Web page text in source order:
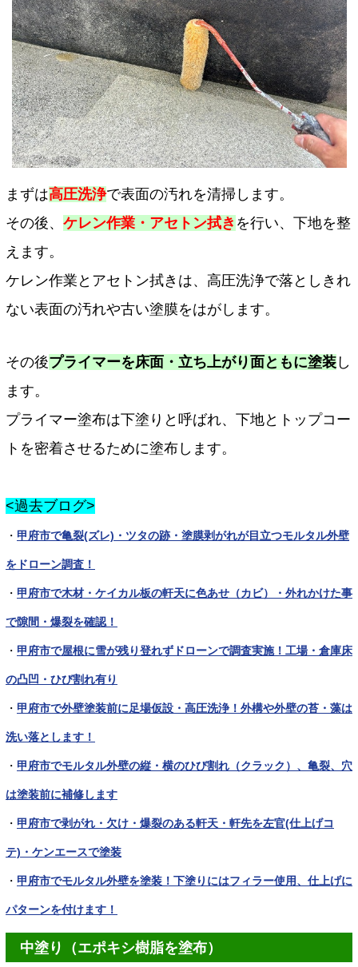
まずは高圧洗浄で表面の汚れを清掃します。
その後、 ケレン作業・アセトン拭き を行い、下地を整
えます。
ケレン作業とアセトン拭きは、高圧洗浄で落としきれ
ない表面の汚れや古い塗膜をはがします。
その後プライマーを床面・立ち上がり面ともに塗装 し
ます。
プライマー塗布は下塗りと呼ばれ、下地とトップコー
トを密着させるために塗布します。
<過去ブログ>
・ 甲府市で亀裂(ズレ)・ツタの跡・塗膜剥がれが目立つモルタル外壁
をドローン調査！
・ 甲府市で木材・ケイカル板の軒天に色あせ（カビ）・外れかけた事
で隙間・爆裂を確認！
・ 甲府市で屋根に雪が残り登れずドローンで調査実施！工場・倉庫床
の凸凹・ひび割れ有り
・ 甲府市で外壁塗装前に足場仮設・高圧洗浄！外構や外壁の苔・藻は
洗い落とします！
・ 甲府市でモルタル外壁の縦・横のひび割れ（クラック）、亀裂、穴
は塗装前に補修します
・ 甲府市で剥がれ・欠け・爆裂のある軒天・軒先を左官(仕上げコ
テ)・ケンエースで塗装
・ 甲府市でモルタル外壁を塗装！下塗りにはフィラー使用、仕上げに
パターンを付けます！
中塗り（エポキシ樹脂を塗布）